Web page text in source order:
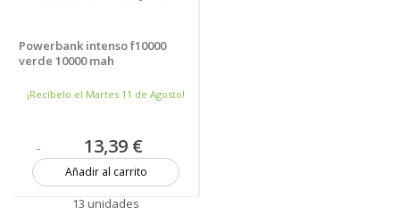
Powerbank intenso f10000
verde 10000 mah
¡Recíbelo el Martes 11 de Agosto!
13,39 €
Añadir al carrito
13 unidades